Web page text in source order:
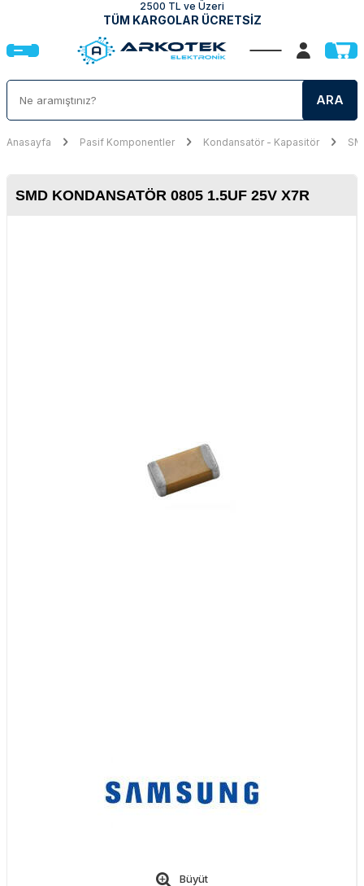
2500 TL ve Üzeri
TÜM KARGOLAR ÜCRETSİZ
ARA
Anasayfa Pasif Komponentler Kondansatör - Kapasitör
SMD KONDANSATÖR 0805 1.5UF 25V X7R
Büyüt